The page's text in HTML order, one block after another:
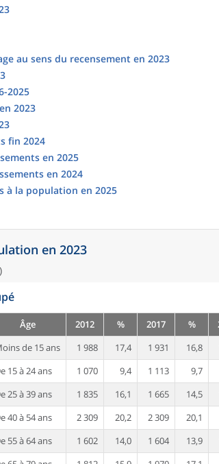
au sens du recensement en 2023
2025
2023
fin 2024
en 2025
en 2024
à la population en 2025
en 2023
Âge 2012 % 2017 %
de 15 ans
1 988 17,4 1 931 16,8
15 à 24 ans
1 070 9,4 1 113 9,7
25 à 39 ans
1 835 16,1 1 665 14,5
40 à 54 ans
2 309 20,2 2 309 20,1
55 à 64 ans
1 602 14,0 1 604 13,9